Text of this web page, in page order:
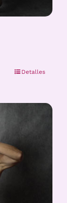
Detalles